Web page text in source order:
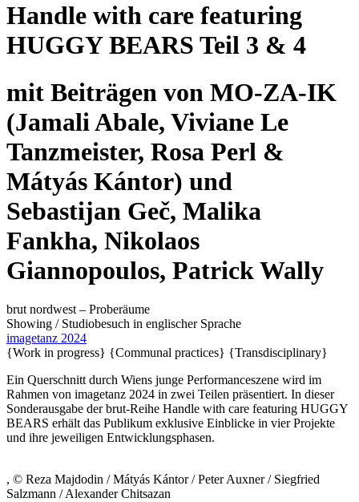
Handle with care featuring
HUGGY BEARS Teil 3 & 4
mit Beiträgen von MO-ZA-IK
(Jamali Abale, Viviane Le
Tanzmeister, Rosa Perl &
Mátyás Kántor) und
Sebastijan Geč, Malika
Fankha, Nikolaos
Giannopoulos, Patrick Wally
brut nordwest – Proberäume
Showing / Studiobesuch in englischer Sprache
imagetanz 2024
{Work in progress} {Communal practices} {Transdisciplinary}
Ein Querschnitt durch Wiens junge Performanceszene wird im
Rahmen von imagetanz 2024 in zwei Teilen präsentiert. In dieser
Sonderausgabe der brut-Reihe Handle with care featuring HUGGY
BEARS erhält das Publikum exklusive Einblicke in vier Projekte
und ihre jeweiligen Entwicklungsphasen.
, © Reza Majdodin / Mátyás Kántor / Peter Auxner / Siegfried
Salzmann / Alexander Chitsazan